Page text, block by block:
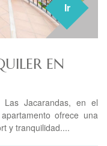
Ir
EN
Las Jacarandas, en el
ofrece una
y tranquilidad....